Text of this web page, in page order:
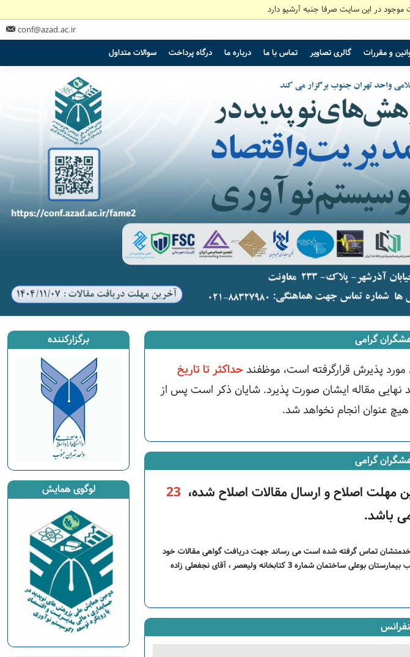
موجود در این سایت صرفا جنبه آرشیو دارد
conf@azad.ac.ir
و مقررات گالری تصاویر تماس با ما درباره ما درگاه پرداخت سوالات متداول
گرامی
پذیرش قرارگرفته است، موظفندحداکثر تا تاریخ
نهایی مقاله ایشان صورت پذیرد. شایان ذکر است پس از
هیچ عنوان انجام نخواهد شد.
گرامی
مهلت اصلاح و ارسال مقالات اصلاح شده، 23
باشد.
تماس گرفته شده است می رساند جهت دریافت گواهی مقالات خود
از روز شنبه تا چهارشنبه از ساعت 8-14 به مجتمع علوم انسانی ولیعصر (عج) جنب بیمارستان بوعلی ساختمان شماره 3 کتابخانه ولیعصر ، آقای نجفعلی زاده
برگزارکننده
لوگوی همایش